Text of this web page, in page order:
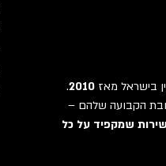
בישראל מאז 2010
.
הקבועה שלהם –
שמקפיד על כל